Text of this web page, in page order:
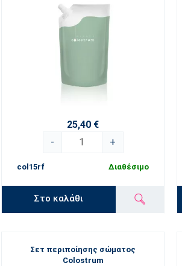
25,40 €
-
+
col15rf Διαθέσιμο
Στο καλάθι
Σετ περιποίησης σώματος
Colostrum